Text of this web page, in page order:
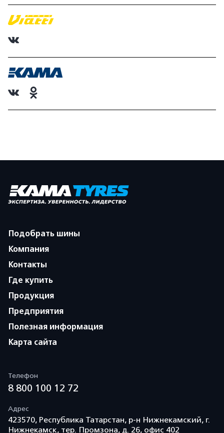
Подобрать шины
Компания
Контакты
Где купить
Продукция
Предприятия
Полезная информация
Карта сайта
Телефон
8 800 100 12 72
Адрес
423570, Республика Татарстан, р-н Нижнекамский, г.
Нижнекамск, тер. Промзона, д. 26, офис 402